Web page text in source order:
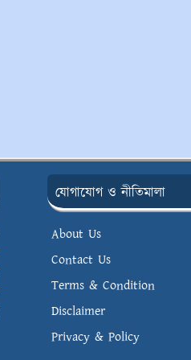
যোগাযোগ ও নীতিমালা
About Us
Contact Us
Terms & Condition
Disclaimer
Privacy & Policy